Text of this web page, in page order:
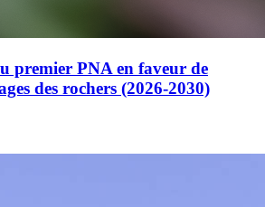
premier PNA en faveur de
des rochers (2026-2030)